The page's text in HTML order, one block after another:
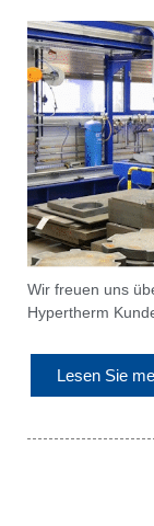
Wir freuen uns
Hypertherm
Lesen Sie